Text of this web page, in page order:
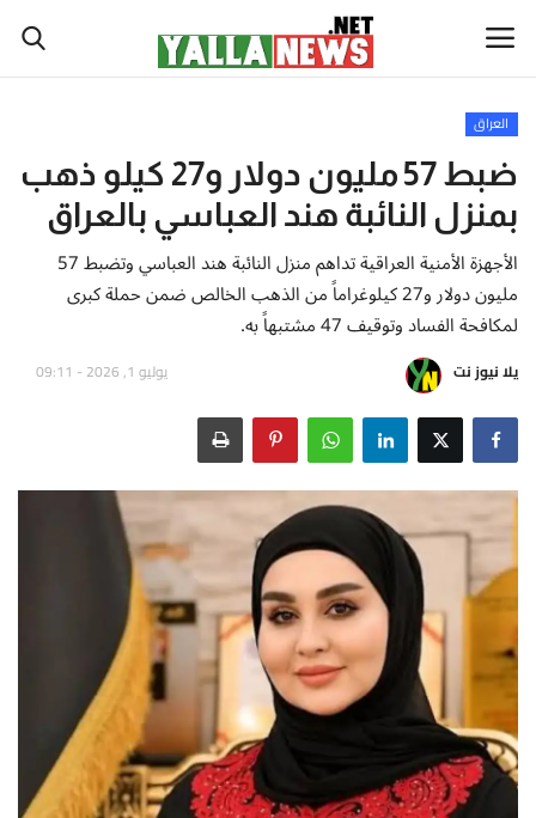
أخبار العالم
أخبار الوطن العربي
سياسة واقتصاد
تكنولوجيا وعلوم
صحة ولياقة
أطباق من المطابخ العربية
سياحة وسفر
منوعات عامة
جاليري الفن التشكيلي
العراق
ضبط 57 مليون دولار و27 كيلو ذهب
بمنزل النائبة هند العباسي بالعراق
الأجهزة الأمنية العراقية تداهم منزل النائبة هند العباسي وتضبط 57
مليون دولار و27 كيلوغراماً من الذهب الخالص ضمن حملة كبرى
لمكافحة الفساد وتوقيف 47 مشتبهاً به.
يلا نيوز نت يوليو 1, 2026 - 09:11